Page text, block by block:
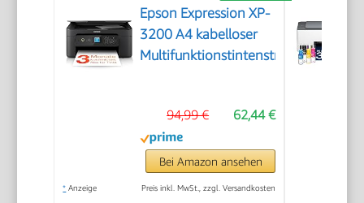
Epson Expression XP-
3200 A4 kabelloser
Multifunktionstintenstrahldrucker
62,44 €
94,99 €
Bei Amazon ansehen
* Anzeige Preis inkl. MwSt., zzgl. Versandkosten